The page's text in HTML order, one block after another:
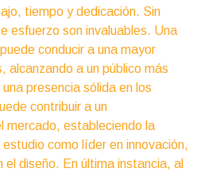
tiempo y dedicación. Sin
esfuerzo son invaluables. Una
conducir a una mayor
alcanzando a un público más
presencia sólida en los
contribuir a un
mercado, estableciendo la
como líder en innovación,
diseño. En última instancia, al